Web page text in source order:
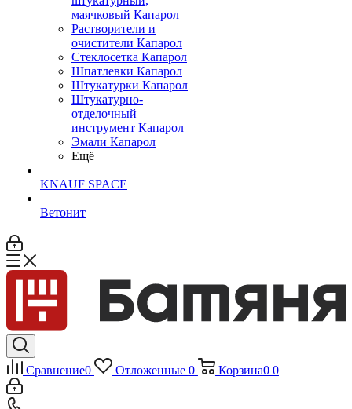
маячковый Капарол
Растворители и
очистители Капарол
Cтеклосетка Капарол
Шпатлевки Капарол
Штукатурки Капарол
Штукатурно-
отделочный
инструмент Капарол
Эмали Капарол
Ещё
KNAUF SPACE
Ветонит
Сравнение0 Отложенные 0 Корзина0 0